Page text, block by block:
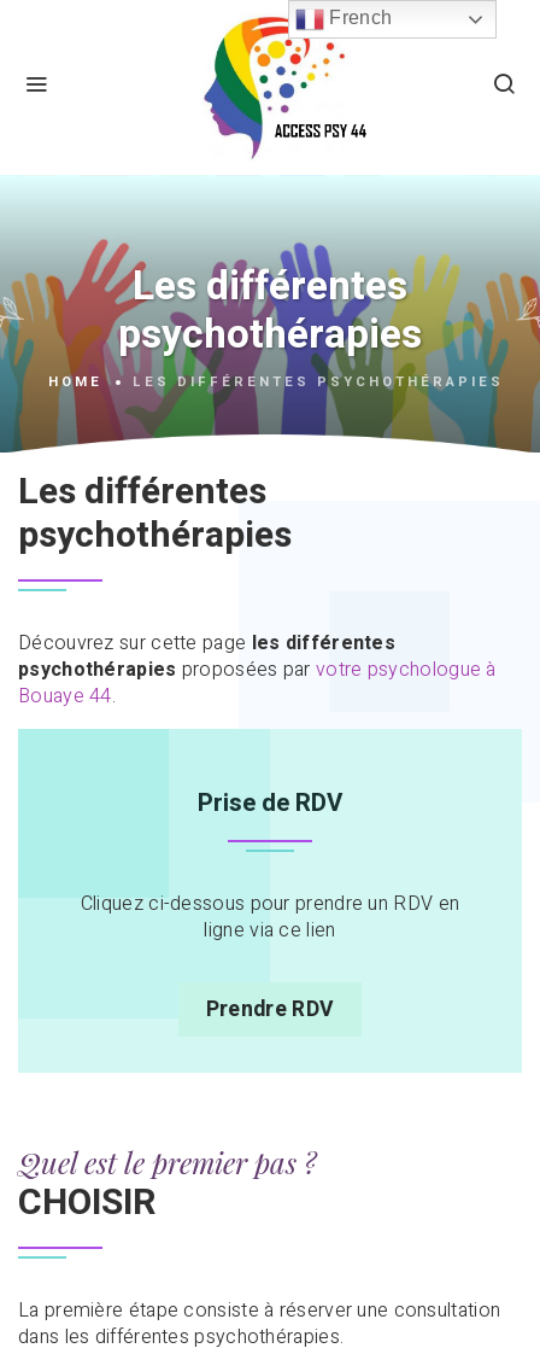
Les différentes
psychothérapies
HOME LES DIFFÉRENTES PSYCHOTHÉRAPIES
Les différentes
psychothérapies
Découvrez sur cette page les différentes
psychothérapies proposées parvotre psychologue à
Bouaye 44.
Prise de RDV
Cliquez ci-dessous pour prendre un RDV en
ligne via ce lien
Prendre RDV
Quel est le premier pas ?
CHOISIR
La première étape consiste à réserver une consultation
dans les différentes psychothérapies.
French